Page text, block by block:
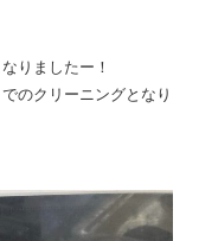
りましたー！
のクリーニングとなり